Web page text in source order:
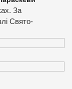
За
Свято-